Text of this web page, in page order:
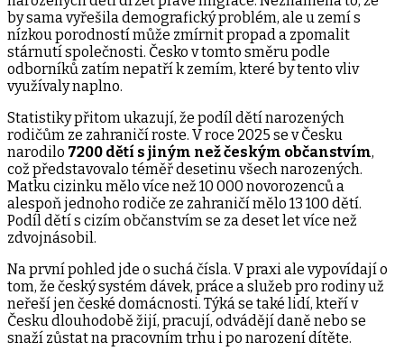
by sama vyřešila demografický problém, ale u zemí s
nízkou porodností může zmírnit propad a zpomalit
stárnutí společnosti. Česko v tomto směru podle
odborníků zatím nepatří k zemím, které by tento vliv
využívaly naplno.
Statistiky přitom ukazují, že podíl dětí narozených
rodičům ze zahraničí roste. V roce 2025 se v Česku
narodilo 7200 dětí s jiným než českým občanstvím,
což představovalo téměř desetinu všech narozených.
Matku cizinku mělo více než 10 000 novorozenců a
alespoň jednoho rodiče ze zahraničí mělo 13 100 dětí.
Podíl dětí s cizím občanstvím se za deset let více než
zdvojnásobil.
Na první pohled jde o suchá čísla. V praxi ale vypovídají o
tom, že český systém dávek, práce a služeb pro rodiny už
neřeší jen české domácnosti. Týká se také lidí, kteří v
Česku dlouhodobě žijí, pracují, odvádějí daně nebo se
snaží zůstat na pracovním trhu i po narození dítěte.